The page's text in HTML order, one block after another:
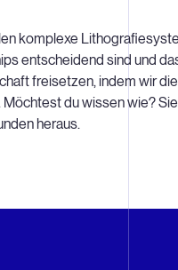
komplexe
entscheidend sind und
freisetzen, indem wir
Möchtest du wissen wie?
heraus.